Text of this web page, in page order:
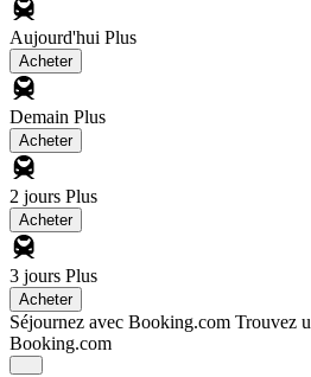
Aujourd'hui Plus
Acheter
Demain Plus
Acheter
2 jours Plus
Acheter
3 jours Plus
Acheter
Séjournez avec Booking.com Trouvez
Booking.com